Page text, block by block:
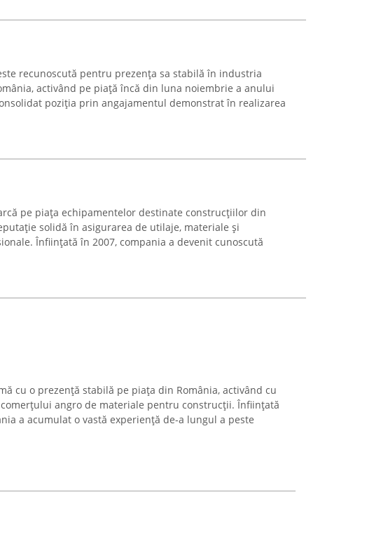
recunoscută pentru prezența sa stabilă în industria
activând pe piață încă din luna noiembrie a anului
poziția prin angajamentul demonstrat în realizarea
pe piața echipamentelor destinate construcțiilor din
solidă în asigurarea de utilaje, materiale și
Înființată în 2007, compania a devenit cunoscută
cu o prezență stabilă pe piața din România, activând cu
angro de materiale pentru construcții. Înființată
a acumulat o vastă experiență de-a lungul a peste